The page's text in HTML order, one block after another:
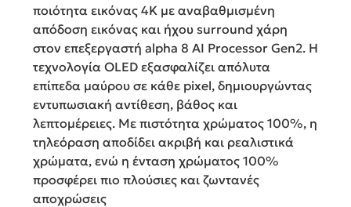
ποιότητα εικόνας 4K με αναβαθμισμένη
απόδοση εικόνας και ήχου surround χάρη
στον επεξεργαστή alpha 8 AI Processor Gen2. Η
τεχνολογία OLED εξασφαλίζει απόλυτα
επίπεδα μαύρου σε κάθε pixel, δημιουργώντας
εντυπωσιακή αντίθεση, βάθος και
λεπτομέρειες. Με πιστότητα χρώματος 100%, η
τηλεόραση αποδίδει ακριβή και ρεαλιστικά
χρώματα, ενώ η ένταση χρώματος 100%
προσφέρει πιο πλούσιες και ζωντανές
αποχρώσεις